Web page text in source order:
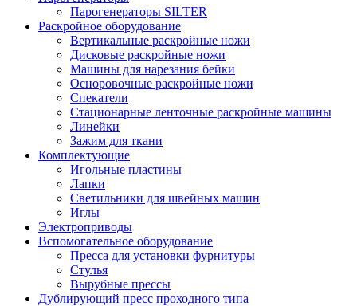
Парогенераторы SILTER
Раскройное оборудование
Вертикальные раскройные ножи
Дисковые раскройные ножи
Машины для нарезания бейки
Осноровочные раскройные ножи
Спекатели
Стационарные ленточные раскройные машины
Линейки
Зажим для ткани
Комплектующие
Игольные пластины
Лапки
Светильники для швейных машин
Иглы
Электроприводы
Вспомогательное оборудование
Пресса для установки фурнитуры
Стулья
Вырубные прессы
Дублирующий пресс проходного типа